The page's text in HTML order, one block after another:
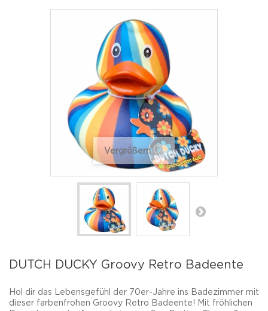
Vergrößern
DUTCH DUCKY Groovy Retro Badeente
Hol dir das Lebensgefühl der 70er-Jahre ins Badezimmer mit
dieser farbenfrohen Groovy Retro Badeente ! Mit fröhlichen